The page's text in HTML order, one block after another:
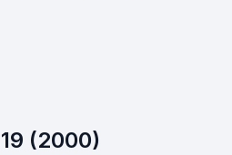
19 (2000)